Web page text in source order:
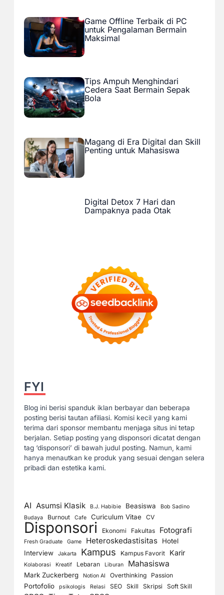
Game Offline Terbaik di PC
untuk Pengalaman Bermain
Maksimal
Tips Ampuh Menghindari
Cedera Saat Bermain Sepak
Bola
Magang di Era Digital dan Skill
Penting untuk Mahasiswa
Digital Detox 7 Hari dan
Dampaknya pada Otak
FYI
Blog ini berisi spanduk iklan berbayar dan beberapa
posting berisi tautan afiliasi. Komisi kecil yang kami
terima dari sponsor membantu menjaga situs ini tetap
berjalan. Setiap posting yang disponsori dicatat dengan
tag ‘disponsori’ di bawah judul posting. Namun, kami
AI Asumsi Klasik B.J. Habibie Beasiswa
Bob Sadino
Budaya
Burnout Cafe Curiculum Vitae CV
Disponsori Ekonomi Fakultas Fotografi
Fresh Graduate Game Heteroskedastisitas Hotel
Interview
Jakarta Kampus Kampus Favorit Karir
Kolaborasi Kreatif Lebaran Liburan Mahasiswa